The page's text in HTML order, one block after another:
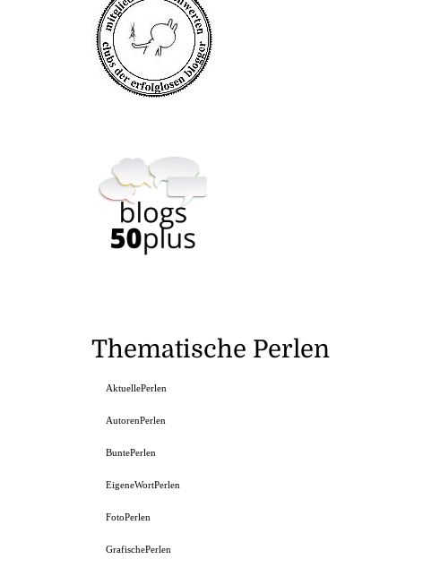
Thematische Perlen
AktuellePerlen
AutorenPerlen
BuntePerlen
EigeneWortPerlen
FotoPerlen
GrafischePerlen